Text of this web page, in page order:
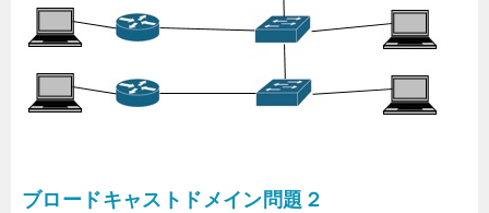
ブロードキャストドメイン問題２